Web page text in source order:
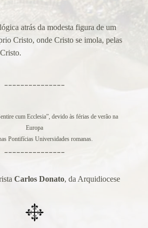
João Paulo II
a prática da virtude
do dogma da Assunção da
emérito do Rio de Janeiro
nomeados reúnem-se com o Papa
e Sucumbíos
é o novo Prefeito para os
atrás da modesta figura de um
Cristo, onde Cristo se imola, pelas
cum Ecclesia”, devido às férias de verão na
Europa
Pontifícias Universidades romanas.
Carlos Donato, da Arquidiocese